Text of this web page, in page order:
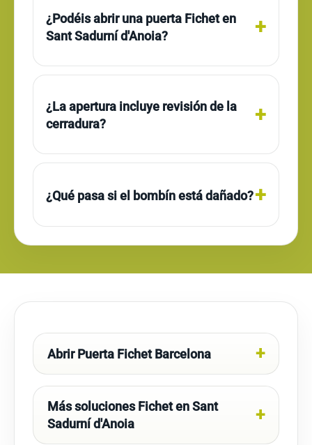
¿Podéis abrir una puerta Fichet en
Sant Sadurní d'Anoia?
¿La apertura incluye revisión de la
cerradura?
¿Qué pasa si el bombín está dañado?
Abrir Puerta Fichet Barcelona
Más soluciones Fichet en Sant
Sadurní d'Anoia